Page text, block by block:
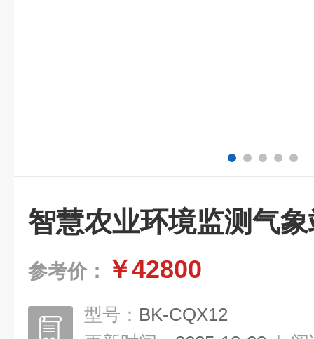
智慧农业环境监测气
参考价： ￥42800
型号： BK-CQX12